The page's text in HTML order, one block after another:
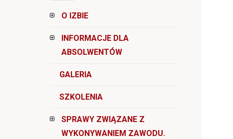
O IZBIE
INFORMACJE DLA
ABSOLWENTÓW
GALERIA
SZKOLENIA
SPRAWY ZWIĄZANE Z
WYKONYWANIEM ZAWODU.